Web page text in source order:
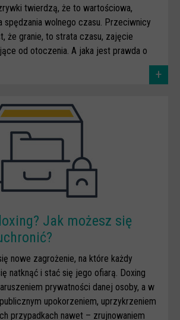
twierdzą, że to wartościowa,
wolnego czasu. Przeciwnicy
że granie, to strata czasu, zajęcie
od otoczenia. A jaka jest prawda o
+
Jak możesz się
nowe zagrożenie, na które każdy
natknąć i stać się jego ofiarą. Doxing
prywatności danej osoby, a w
upokorzeniem, uprzykrzeniem
przypadkach nawet – zrujnowaniem